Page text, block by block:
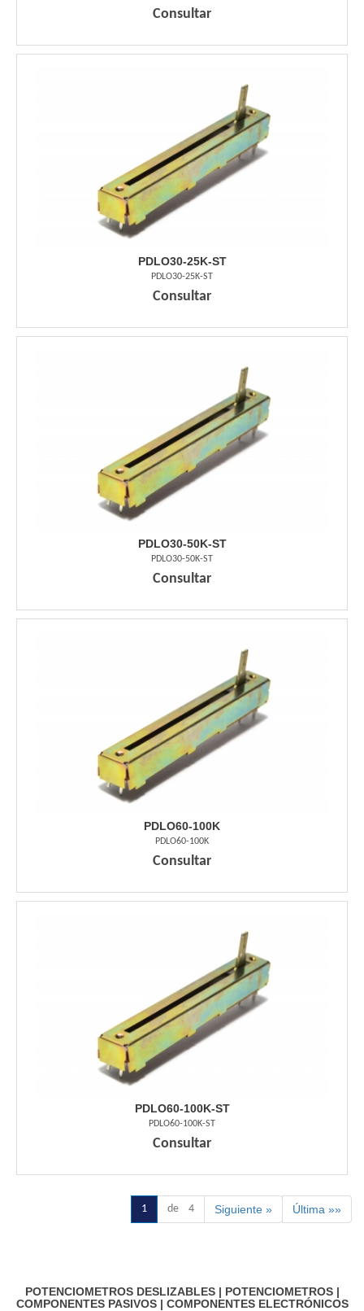
Consultar
PDLO30-25K-ST
PDLO30-25K-ST
Consultar
PDLO30-50K-ST
PDLO30-50K-ST
Consultar
PDLO60-100K
PDLO60-100K
Consultar
PDLO60-100K-ST
PDLO60-100K-ST
Consultar
1 de 4 Siguiente » Última »»
POTENCIOMETROS DESLIZABLES| POTENCIOMETROS|
COMPONENTES PASIVOS| COMPONENTES ELECTRÓNICOS